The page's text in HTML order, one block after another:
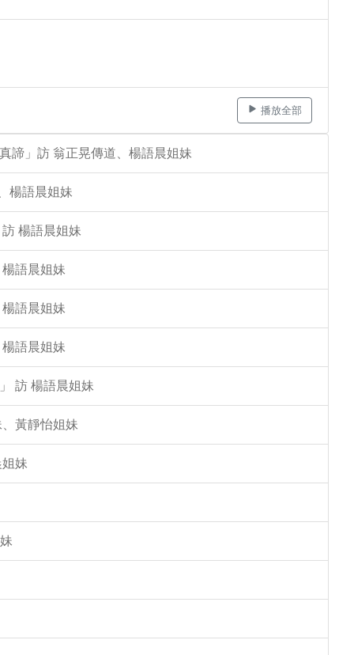
播放全部
諦」訪 翁正晃傳道、楊語晨姐妹
楊語晨姐妹
楊語晨姐妹
語晨姐妹
語晨姐妹
語晨姐妹
訪 楊語晨姐妹
黃靜怡姐妹
妹